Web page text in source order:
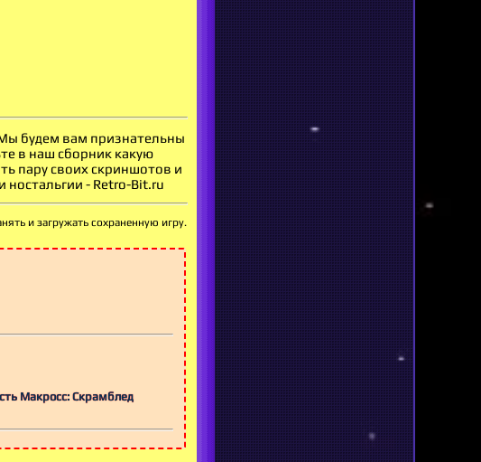
будем вам признательны
в наш сборник какую
пару своих скриншотов и
- Retro-Bit.ru
и загружать сохраненную игру.
Макросс: Скрамблед